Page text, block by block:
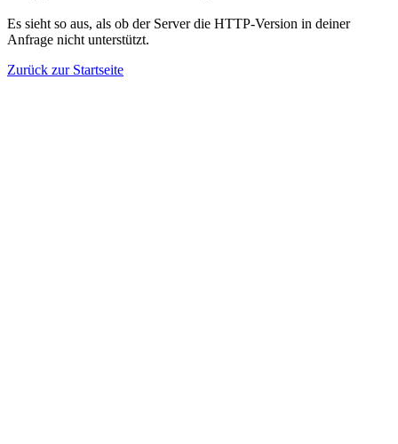
Es sieht so aus, als ob der Server die HTTP-Version in deiner
Anfrage nicht unterstützt.
Zurück zur Startseite